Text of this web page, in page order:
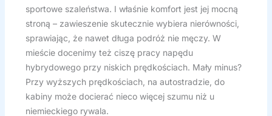
sportowe szaleństwa. I właśnie komfort jest jej mocną
stroną – zawieszenie skutecznie wybiera nierówności,
sprawiając, że nawet długa podróż nie męczy. W
mieście docenimy też ciszę pracy napędu
hybrydowego przy niskich prędkościach. Mały minus?
Przy wyższych prędkościach, na autostradzie, do
kabiny może docierać nieco więcej szumu niż u
niemieckiego rywala.